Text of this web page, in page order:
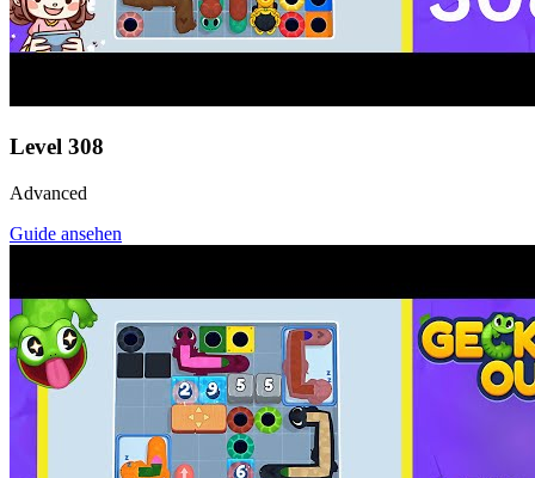
Level 308
Advanced
Guide ansehen